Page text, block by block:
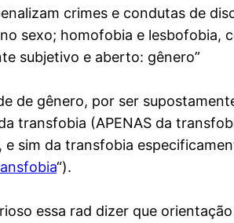
crimes e condutas de
sexo; homofobia e lesbofobia,
subjetivo e aberto: gênero”
de gênero, por ser
transfobia (APENAS da
e sim da transfobia
“).
essa rad dizer que